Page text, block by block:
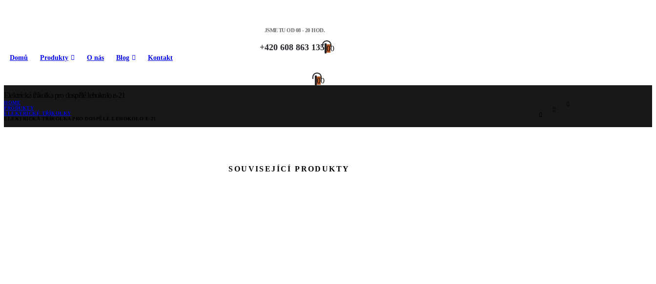
Domů Produkty O nás Blog Kontakt
JSME TU OD 08 - 20 HOD.
+420 608 863 135
00
00
HOME
PRODUKTY
ELEKTRICKÉ TŘÍKOLKY
SOUVISEJÍCÍ PRODUKTY